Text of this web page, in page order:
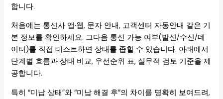
합니다.
처음에는 통신사 앱·웹, 문자 안내, 고객센터 자동안내 같은 기
본 정보를 확인하세요. 그다음 통신 가능 여부(발신/수신/데
이터)를 직접 테스트하면 상태를 좁힐 수 있습니다. 아래에서
단계별 흐름과 상태 비교, 우선순위 표, 실무적 검토 기준을 제
공합니다.
특히 “미납 상태”와 “미납 해결 후”의 차이를 명확히 보여드려,